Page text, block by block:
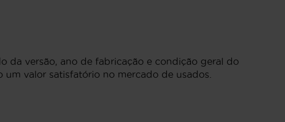
da versão, ano de fabricação e condição geral do
valor satisfatório no mercado de usados.